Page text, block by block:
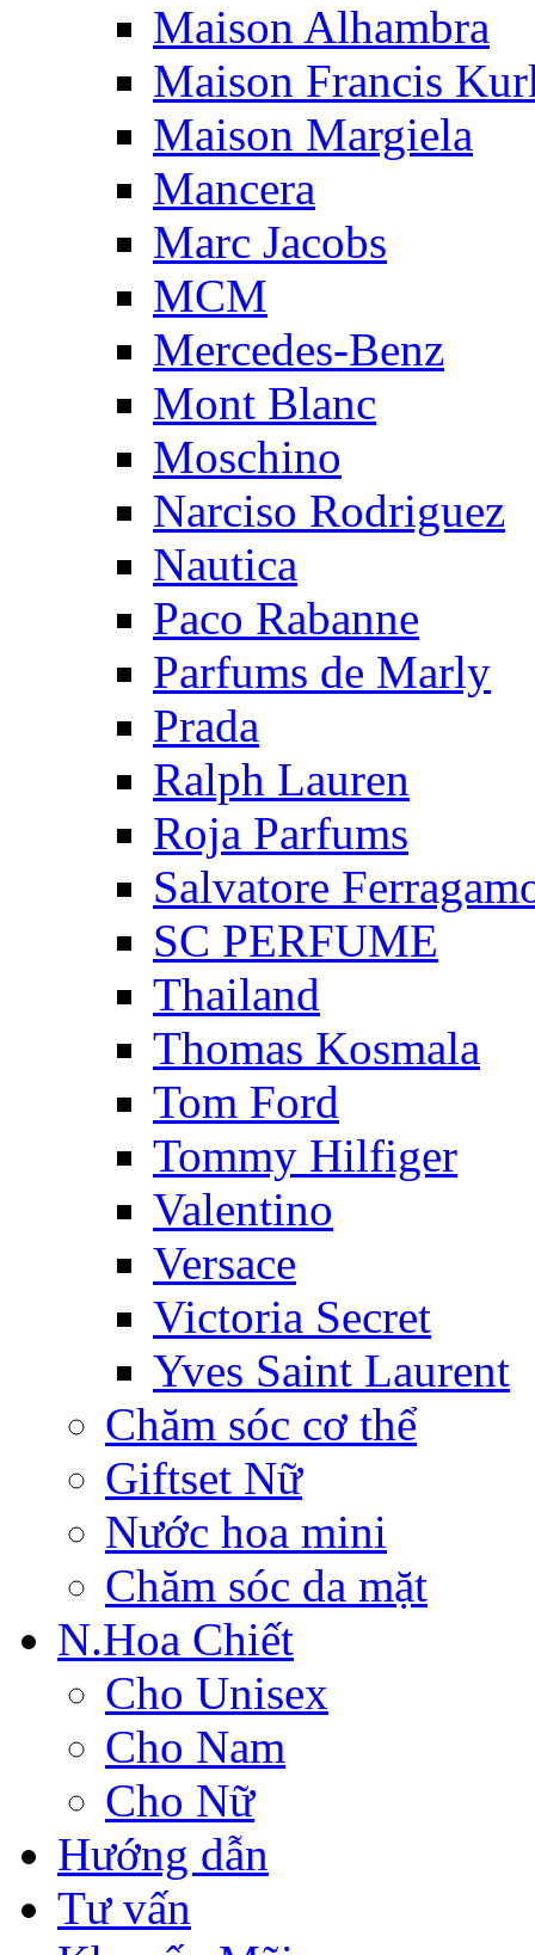
Maison Alhambra
Maison Francis
Maison Margiela
Mancera
Marc Jacobs
MCM
Mercedes-Benz
Mont Blanc
Moschino
Narciso Rodriguez
Nautica
Paco Rabanne
Parfums de Marly
Prada
Ralph Lauren
Roja Parfums
Salvatore
SC PERFUME
Thailand
Thomas Kosmala
Tom Ford
Tommy Hilfiger
Valentino
Versace
Victoria Secret
Yves Saint Laurent
Chăm sóc cơ thể
Giftset Nữ
Nước hoa mini
Chăm sóc da mặt
N.Hoa Chiết
Cho Unisex
Cho Nam
Cho Nữ
Hướng dẫn
Tư vấn